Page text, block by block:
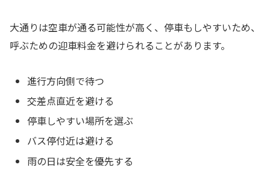
大通りは空車が通る可能性が高く、停車もしやすいため、
呼ぶための迎車料金を避けられることがあります。
進行方向側で待つ
交差点直近を避ける
停車しやすい場所を選ぶ
バス停付近は避ける
雨の日は安全を優先する